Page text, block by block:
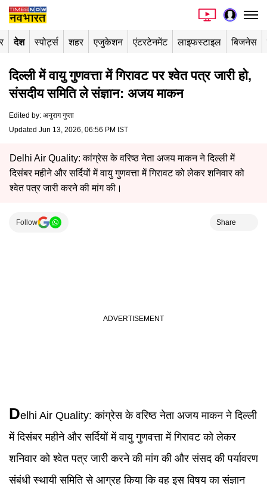
देश स्पोर्ट्स शहर एजुकेशन एंटरटेनमेंट लाइफस्टाइल बिजनेस
दिल्ली में वायु गुणवत्ता में गिरावट पर श्वेत पत्र जारी हो,
संसदीय समिति ले संज्ञान: अजय माकन
Edited by: अनुराग गुप्ता
Updated Jun 13, 2026, 06:56 PM IST
Delhi Air Quality: कांग्रेस के वरिष्ठ नेता अजय माकन ने दिल्ली में
दिसंबर महीने और सर्दियों में वायु गुणवत्ता में गिरावट को लेकर शनिवार को
श्वेत पत्र जारी करने की मांग की।
Follow Share
Delhi Air Quality:कांग्रेस के वरिष्ठ नेता अजय माकन ने दिल्ली
में दिसंबर महीने और सर्दियों में वायु गुणवत्ता में गिरावट को लेकर
शनिवार को श्वेत पत्र जारी करने की मांग की और संसद की पर्यावरण
संबंधी स्थायी समिति से आग्रह किया कि वह इस विषय का संज्ञान